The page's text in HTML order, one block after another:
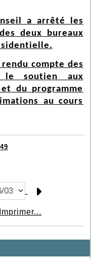
a arrêté les
deux bureaux
compte des
le soutien aux
du programme
au cours
Imprimer...